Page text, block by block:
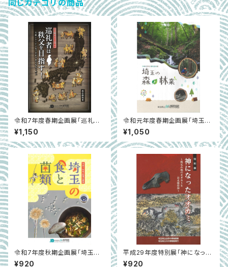
同じカテゴリの商品
令和7年度春期企画展「巡礼者
は秩父を目指す！」
¥1,150
令和元年度春期企画展「埼玉の
森と林業」
¥1,050
令和7年度秋期企画展「埼玉の
食と菌類」
¥920
平成29年度特別展「神になった
オオカミ～秩父山地のオオカミ
¥920